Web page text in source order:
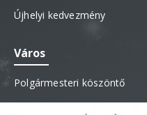
Újhelyi kedvezmény
Város
Polgármesteri köszöntő